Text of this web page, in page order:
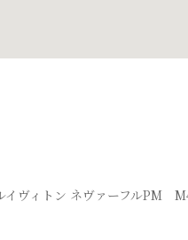
ヴィトン ネヴァーフルPM